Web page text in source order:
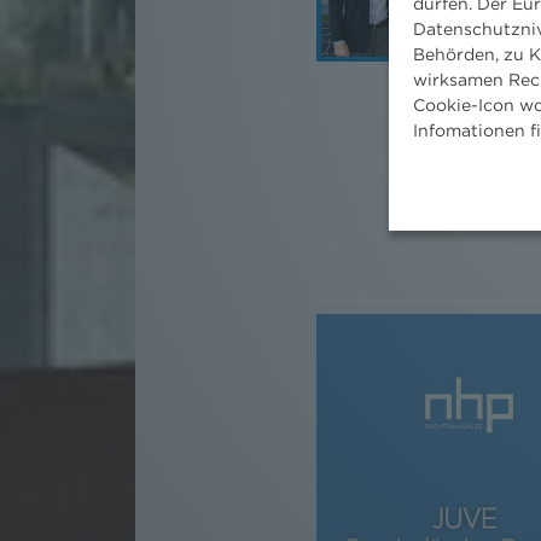
Behörden, zu
wirksamen
Cookie-Icon
Infomationen